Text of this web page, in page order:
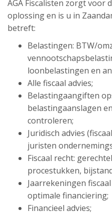
AGA Fiscalisten zorgt voor
oplossing en is u in
betreft:
Belastingen: BTW/
loonbelastingen en
Alle fiscaal advies;
Belastingaangiften
belastingaanslagen
controleren;
Juridisch advies
juristen
Fiscaal recht:
procestukken,
Jaarrekeningen
optimale financiering;
Financieel advies;